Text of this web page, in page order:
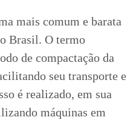
mais comum e barata
Brasil. O termo
de compactação da
seu transporte e
é realizado, em sua
máquinas em